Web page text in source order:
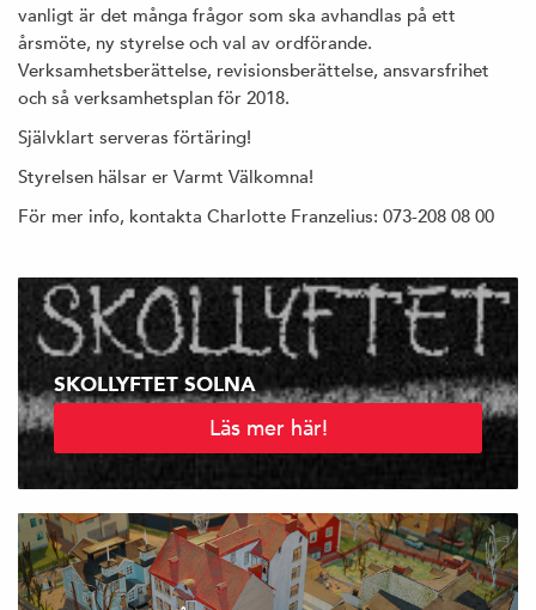
vanligt är det många frågor som ska avhandlas på ett
årsmöte, ny styrelse och val av ordförande.
Verksamhetsberättelse, revisionsberättelse, ansvarsfrihet
och så verksamhetsplan för 2018.
Självklart serveras förtäring!
Styrelsen hälsar er Varmt Välkomna!
För mer info, kontakta Charlotte Franzelius: 073-208 08 00
SKOLLYFTET SOLNA
Läs mer här!